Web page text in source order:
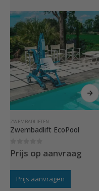
ZWEMBADLIFTEN
Zwembadlift EcoPool
0out of 5
Prijs op aanvraag
Prijs aanvragen